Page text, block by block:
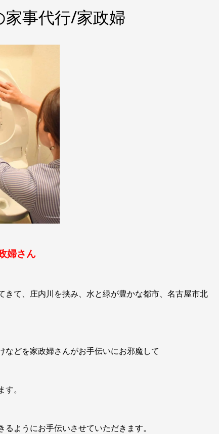
事代行/家政婦
婦さん
て、庄内川を挟み、水と緑が豊かな都市、名古屋市北
どを家政婦さんがお手伝いにお邪魔して
。
ようにお手伝いさせていただきます。